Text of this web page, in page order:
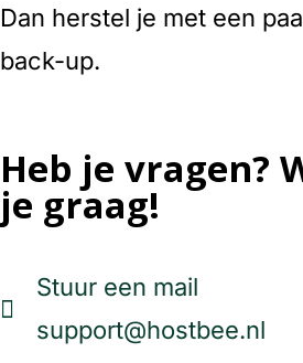
Dan herstel je met een
back-up.
Heb je vragen?
je graag!
Stuur een mail
support@hostbee.nl